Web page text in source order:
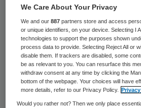
Consumenten hebben voor
keuze over hun eten meer
“angstverhalen over
het Voedingscentrum
nieuwe schijf van vijf.
We Care About Your Privacy
We and our887 partners store and access
or unique identifiers, on your device. Selecting I
technologies to support the purposes shown
process data to provide. Selecting Reject All or
disable them. If trackers are disabled, some
be as relevant to you. You can resurface this
withdraw consent at any time by clicking the
bottom of the webpage. Your choices will have
more details, refer to our Privacy Policy.
Would you rather not? Then we only place